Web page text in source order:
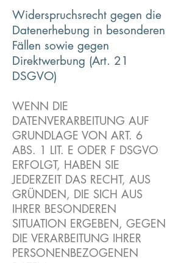
Widerspruchsrecht gegen die
Datenerhebung in besonderen
Fällen sowie gegen
Direktwerbung (Art. 21
DSGVO)
WENN DIE
DATENVERARBEITUNG AUF
GRUNDLAGE VON ART. 6
ABS. 1 LIT. E ODER F DSGVO
ERFOLGT, HABEN SIE
JEDERZEIT DAS RECHT, AUS
GRÜNDEN, DIE SICH AUS
IHRER BESONDEREN
SITUATION ERGEBEN, GEGEN
DIE VERARBEITUNG IHRER
PERSONENBEZOGENEN